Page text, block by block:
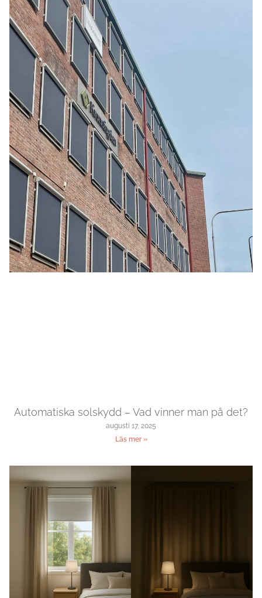
Automatiska solskydd – Vad vinner man på det?
augusti 17, 2025
Läs mer »